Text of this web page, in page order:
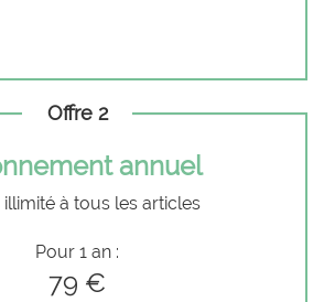
Offre 2
annuel
à tous les articles
Pour 1 an :
79 €